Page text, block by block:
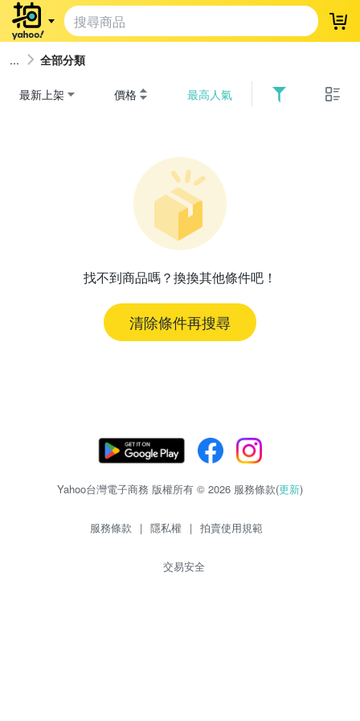
登
全部分類
最新上架 價格 最高人氣
找不到商品嗎？換換其他條件吧！
清除條件再搜尋
Yahoo台灣電子商務 版權所有 © 2026 服務條款(更新)
服務條款 | 隱私權 | 拍賣使用規範
交易安全